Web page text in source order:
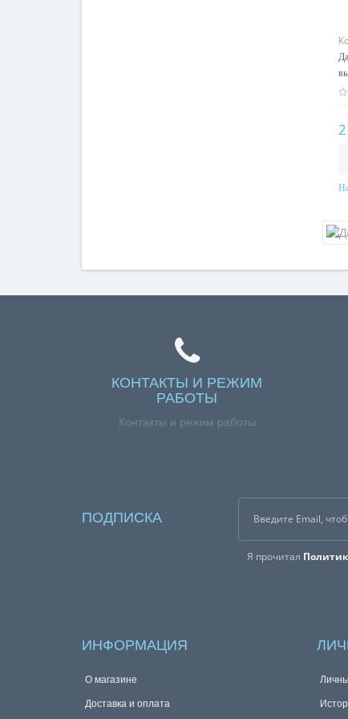
КОНТАКТЫ И РЕЖИМ
РАБОТЫ
Контакты и режим работы
ПОДПИСКА
Я прочитал
ИНФОРМАЦИЯ
О магазине
Доставка и оплата